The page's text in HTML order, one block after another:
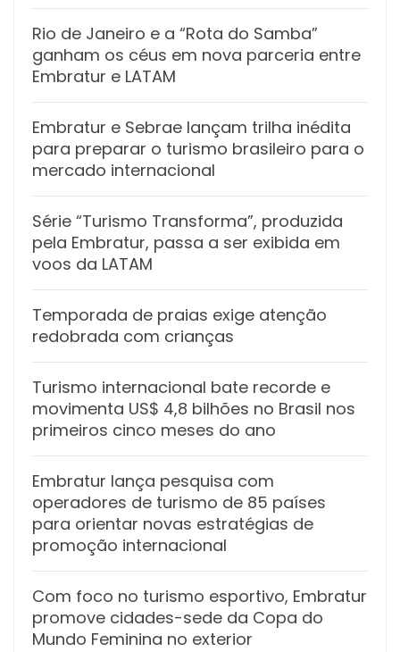
Rio de Janeiro e a “Rota do Samba”
ganham os céus em nova parceria entre
Embratur e LATAM
Embratur e Sebrae lançam trilha inédita
para preparar o turismo brasileiro para o
mercado internacional
Série “Turismo Transforma”, produzida
pela Embratur, passa a ser exibida em
voos da LATAM
Temporada de praias exige atenção
redobrada com crianças
Turismo internacional bate recorde e
movimenta US$ 4,8 bilhões no Brasil nos
primeiros cinco meses do ano
Embratur lança pesquisa com
operadores de turismo de 85 países
para orientar novas estratégias de
promoção internacional
Com foco no turismo esportivo, Embratur
promove cidades-sede da Copa do
Mundo Feminina no exterior